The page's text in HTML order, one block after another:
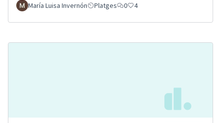
María Luisa Invernón Platges 0 4